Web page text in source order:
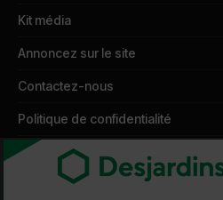
Kit média
Annoncez sur le site
Contactez-nous
Politique de confidentialité
Gestion de mes cookies
Demande d’accès à mes données